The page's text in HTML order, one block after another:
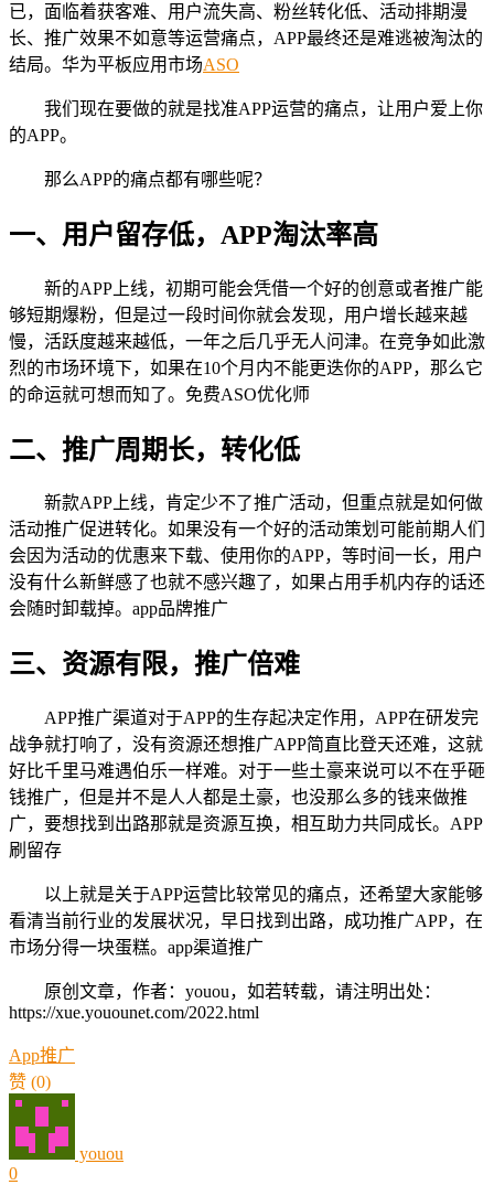
已，面临着获客难、用户流失高、粉丝转化低、活动排期漫
长、推广效果不如意等运营痛点，APP最终还是难逃被淘汰的
结局。华为平板应用市场ASO
我们现在要做的就是找准APP运营的痛点，让用户爱上你
的APP。
那么APP的痛点都有哪些呢？
一、用户留存低，APP淘汰率高
新的APP上线，初期可能会凭借一个好的创意或者推广能
够短期爆粉，但是过一段时间你就会发现，用户增长越来越
慢，活跃度越来越低，一年之后几乎无人问津。在竞争如此激
烈的市场环境下，如果在10个月内不能更迭你的APP，那么它
的命运就可想而知了。免费ASO优化师
二、推广周期长，转化低
新款APP上线，肯定少不了推广活动，但重点就是如何做
活动推广促进转化。如果没有一个好的活动策划可能前期人们
会因为活动的优惠来下载、使用你的APP，等时间一长，用户
没有什么新鲜感了也就不感兴趣了，如果占用手机内存的话还
会随时卸载掉。app品牌推广
三、资源有限，推广倍难
APP推广渠道对于APP的生存起决定作用，APP在研发完
战争就打响了，没有资源还想推广APP简直比登天还难，这就
好比千里马难遇伯乐一样难。对于一些土豪来说可以不在乎砸
钱推广，但是并不是人人都是土豪，也没那么多的钱来做推
广，要想找到出路那就是资源互换，相互助力共同成长。APP
刷留存
以上就是关于APP运营比较常见的痛点，还希望大家能够
看清当前行业的发展状况，早日找到出路，成功推广APP，在
市场分得一块蛋糕。app渠道推广
原创文章，作者：youou，如若转载，请注明出处：
https://xue.youounet.com/2022.html
App推广
赞 (0)
youou
0